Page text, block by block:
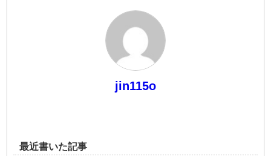
jin115o
最近書いた記事